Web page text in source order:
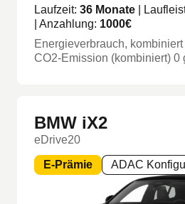
Laufzeit: 36 Monate |
| Anzahlung: 1000€
Energieverbrauch, kombiniert
CO2-Emission (kombiniert) 0
BMW iX2
eDrive20
E-Prämie ADAC